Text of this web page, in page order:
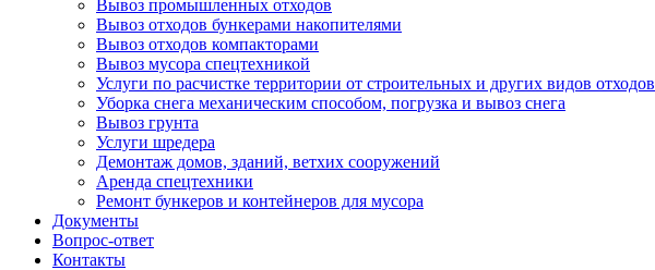
Вывоз промышленных отходов
Вывоз отходов бункерами накопителями
Вывоз отходов компакторами
Вывоз мусора спецтехникой
Услуги по расчистке территории от строительных и других видов отходов
Уборка снега механическим способом, погрузка и вывоз снега
Вывоз грунта
Услуги шредера
Демонтаж домов, зданий, ветхих сооружений
Аренда спецтехники
Ремонт бункеров и контейнеров для мусора
Документы
Вопрос-ответ
Контакты